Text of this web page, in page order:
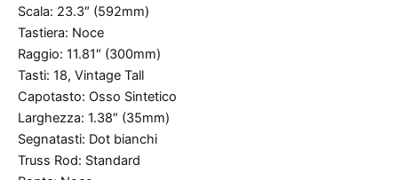
Scala: 23.3″ (592mm)
Tastiera: Noce
Raggio: 11.81″ (300mm)
Tasti: 18, Vintage Tall
Capotasto: Osso Sintetico
Larghezza: 1.38″ (35mm)
Segnatasti: Dot bianchi
Truss Rod: Standard